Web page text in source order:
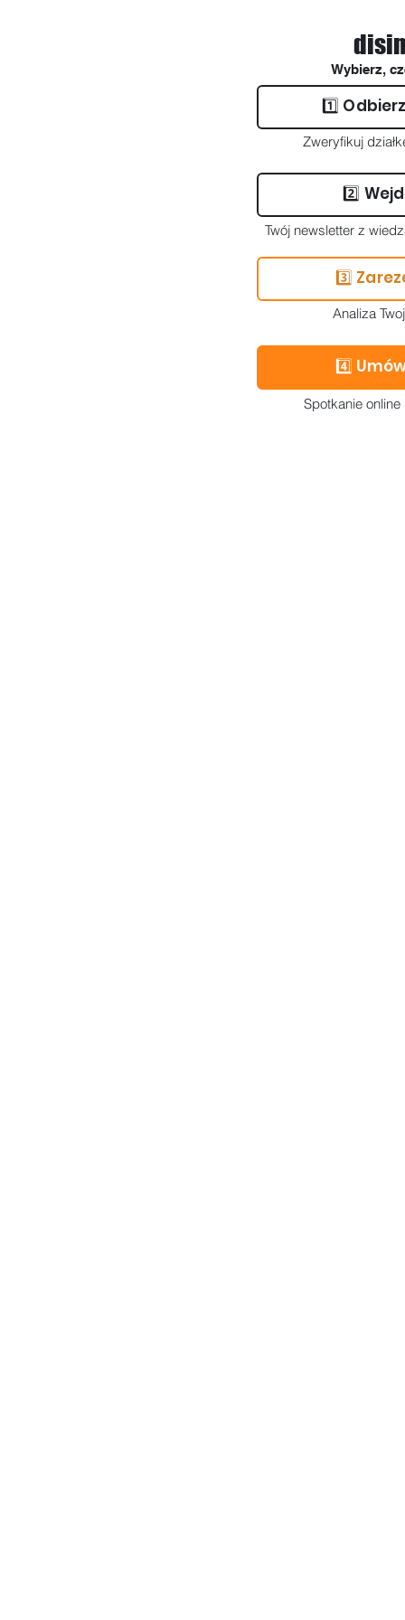
Wybierz,
1️⃣
Zweryfikuj
2️⃣
Twój newsletter z
3️⃣
Analiza
4️⃣
Spotkanie